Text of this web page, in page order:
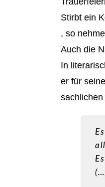
Stirbt ein
, so
Auch die
In
er für